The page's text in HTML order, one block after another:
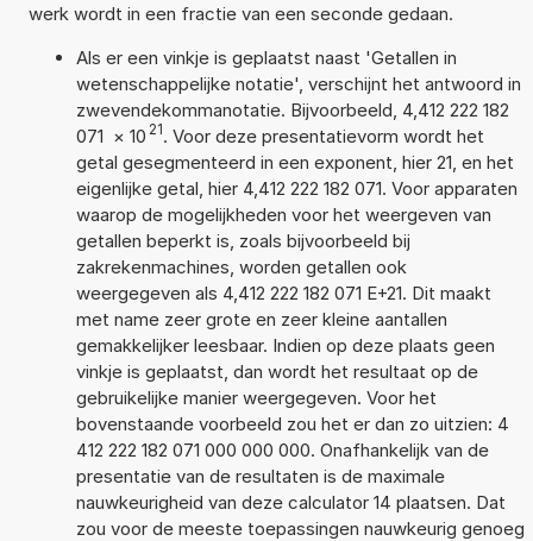
werk wordt in een fractie van een seconde gedaan.
Als er een vinkje is geplaatst naast 'Getallen in
wetenschappelijke notatie', verschijnt het antwoord in
zwevendekommanotatie. Bijvoorbeeld, 4,412 222 182
071 × 10 21. Voor deze presentatievorm wordt het
getal gesegmenteerd in een exponent, hier 21, en het
eigenlijke getal, hier 4,412 222 182 071. Voor apparaten
waarop de mogelijkheden voor het weergeven van
getallen beperkt is, zoals bijvoorbeeld bij
zakrekenmachines, worden getallen ook
weergegeven als 4,412 222 182 071 E+21. Dit maakt
met name zeer grote en zeer kleine aantallen
gemakkelijker leesbaar. Indien op deze plaats geen
vinkje is geplaatst, dan wordt het resultaat op de
gebruikelijke manier weergegeven. Voor het
bovenstaande voorbeeld zou het er dan zo uitzien: 4
412 222 182 071 000 000 000. Onafhankelijk van de
presentatie van de resultaten is de maximale
nauwkeurigheid van deze calculator 14 plaatsen. Dat
zou voor de meeste toepassingen nauwkeurig genoeg